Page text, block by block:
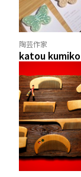
陶芸作家
katou kumiko